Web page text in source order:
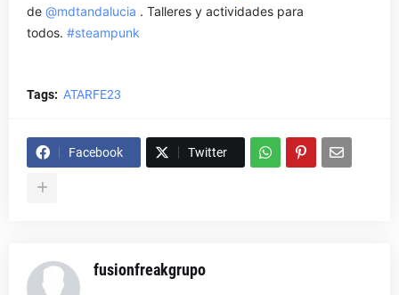
de @mdtandalucia . Talleres y actividades para
todos. #steampunk
Tags: ATARFE23
Facebook Twitter
fusionfreakgrupo